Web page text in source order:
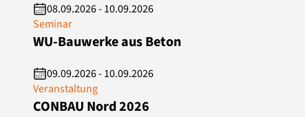
08.09.2026 - 10.09.2026
Seminar
WU-Bauwerke aus Beton
09.09.2026 - 10.09.2026
Veranstaltung
CONBAU Nord 2026